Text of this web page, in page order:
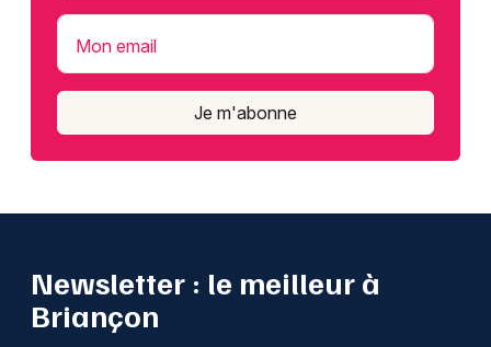
Mon email
Je m'abonne
Newsletter : le meilleur à
Briançon